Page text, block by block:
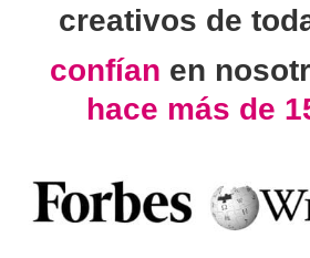
creativos de
confían en
hace más de